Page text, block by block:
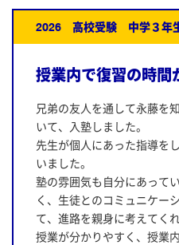
2026 高校受験 中学３年
授業内で復習の時間
兄弟の友人を通して永藤を
いて、入塾しました。
先生が個人にあった指導を
いました。
塾の雰囲気も自分にあって
く、生徒とのコミュニケー
て、進路を親身に考えてく
授業が分かりやすく、授業